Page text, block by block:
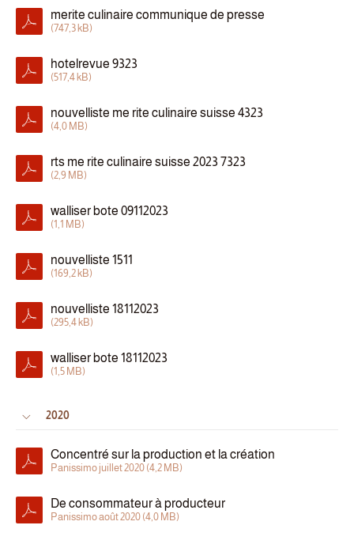
merite culinaire communique de presse
(747,3 kB)
hotelrevue 9323
(517,4 kB)
nouvelliste me rite culinaire suisse 4323
(4,0 MB)
rts me rite culinaire suisse 2023 7323
(2,9 MB)
walliser bote 09112023
(1,1 MB)
nouvelliste 1511
(169,2 kB)
nouvelliste 18112023
(295,4 kB)
walliser bote 18112023
(1,5 MB)
2020
Concentré sur la production et la création
Panissimo juillet 2020 (4,2 MB)
De consommateur à producteur
Panissimo août 2020 (4,0 MB)